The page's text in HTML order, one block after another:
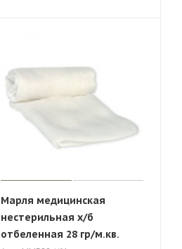
Марля медицинская
нестерильная х/б
отбеленная 28 гр/м.кв.